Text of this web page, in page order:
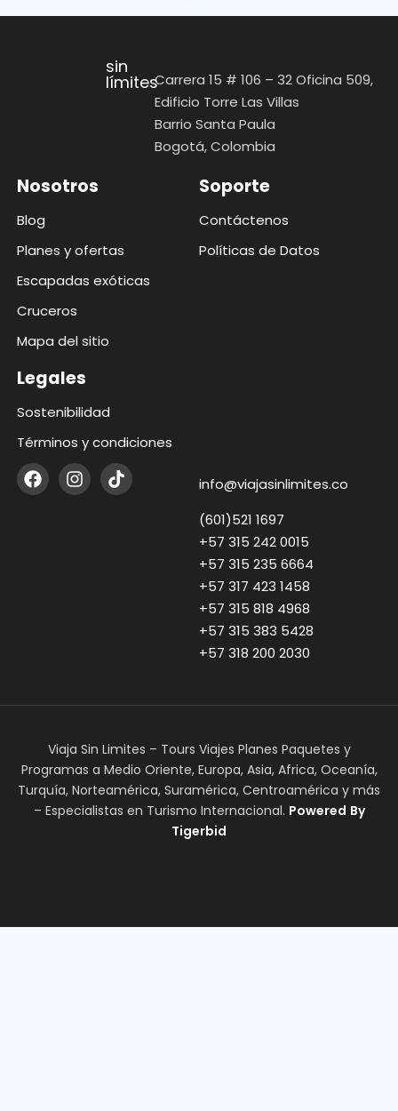
sin
límitesCarrera 15 # 106 – 32 Oficina 509,
Edificio Torre Las Villas
Barrio Santa Paula
Bogotá, Colombia
Nosotros
Blog
Planes y ofertas
Escapadas exóticas
Cruceros
Mapa del sitio
Soporte
Contáctenos
Políticas de Datos
Legales
Sostenibilidad
Términos y condiciones
info@viajasinlimites.co
(601)521 1697
+57 315 242 0015
+57 315 235 6664
+57 317 423 1458
+57 315 818 4968
+57 315 383 5428
+57 318 200 2030
Viaja Sin Limites – Tours Viajes Planes Paquetes y
Programas a Medio Oriente, Europa, Asia, Africa, Oceanía,
Turquía, Norteamérica, Suramérica, Centroamérica y más
– Especialistas en Turismo Internacional. Powered By
Tigerbid